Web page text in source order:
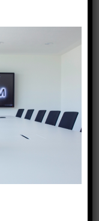
geldwerte
der 1-%-
des
Stellplatz
war
dem
das